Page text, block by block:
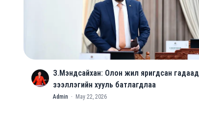
A
З.Мэндсайхан: Олон жил яригдсан гадаад
зээллэгийн хууль батлагдлаа
Admin · May 22, 2026